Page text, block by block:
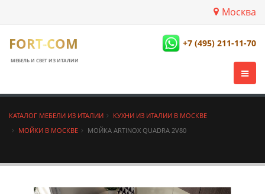
Москва
FORT-COM
МЕБЕЛЬ И СВЕТ ИЗ ИТАЛИИ
+7 (495) 211-11-70
КАТАЛОГ МЕБЕЛИ ИЗ ИТАЛИИ
КУХНИ ИЗ ИТАЛИИ В МОСКВЕ
МОЙКИ В МОСКВЕ
МОЙКА ARTINOX QUADRA 2V80